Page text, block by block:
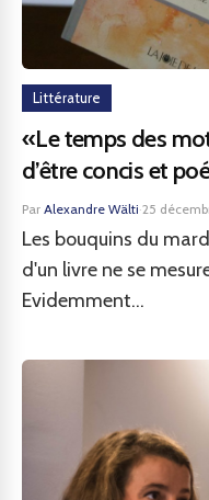
Littérature
«Le temps des
d’être concis et
Par Alexandre Wälti·25
Les bouquins du
d'un livre ne se
Evidemment...